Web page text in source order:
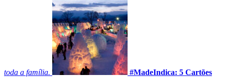
toda a família.
#MadeIndica: 5 Cartões